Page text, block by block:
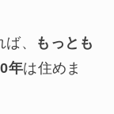
、
もっとも
年は住めま